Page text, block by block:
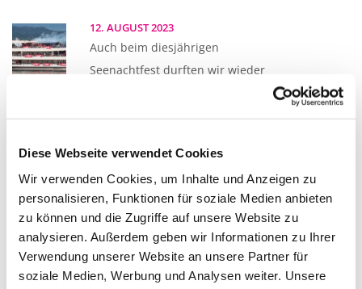
Diese Webseite verwendet Cookies
Wir verwenden Cookies, um Inhalte und Anzeigen zu
personalisieren, Funktionen für soziale Medien anbieten
zu können und die Zugriffe auf unsere Website zu
analysieren. Außerdem geben wir Informationen zu Ihrer
Verwendung unserer Website an unsere Partner für
soziale Medien, Werbung und Analysen weiter. Unsere
12. AUGUST 2023
Auch beim diesjährigen
Seenachtfest durften wir wieder
Die schweizer Ballettschule in
Kreuzlingen zeigt jedes Jahr im
03. JULI 2023
2023 feierte die Gemeinde
Bohlingen ihr 1250-jähriges
Jubiläum. Im